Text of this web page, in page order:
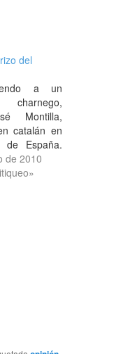
del
a un
Montilla,
catalán en
de España.
que
y
de 2010